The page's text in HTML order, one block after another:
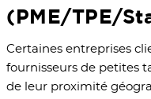
(PME/TPE/
Certaines entreprises
fournisseurs de petites
de leur proximité